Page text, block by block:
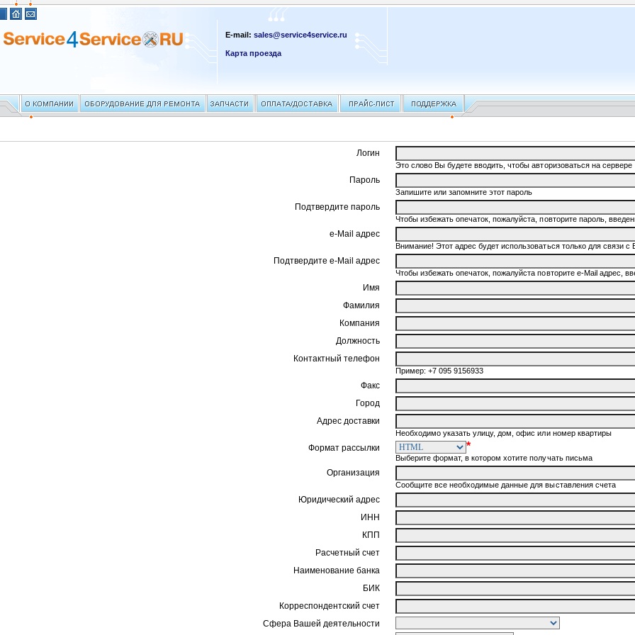
E-mail:sales@service4service.ru
Карта проезда
Логин
Это слово Вы будете вводить, чтобы авторизоваться на сервере
Пароль
Запишите или запомните этот пароль
Подтвердите пароль
Чтобы избежать опечаток, пожалуйста, повторите пароль,
e-Mail адрес
Внимание! Этот адрес будет использоваться только для связи
Подтвердите e-Mail адрес
Чтобы избежать опечаток, пожалуйста повторите e-Mail адрес,
Имя
Фамилия
Компания
Должность
Контактный телефон
Пример: +7 095 9156933
Факс
Город
Адрес доставки
Необходимо указать улицу, дом, офис или номер квартиры
Формат рассылки *
Выберите формат, в котором хотите получать письма
Организация
Сообщите все необходимые данные для выставления счета
Юридический адрес
ИНН
КПП
Расчетный счет
Наименование банка
БИК
Корреспондентский счет
Сфера Вашей деятельности